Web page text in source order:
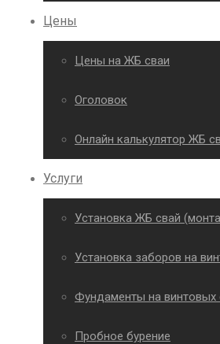
Цены
Цены на ЖБ сваи
Оголовок
Онлайн калькулятор ЖБ
Услуги
Установка ЖБ свай
Установка заборов на
Фундаменты на винтовых
Пробное бурение